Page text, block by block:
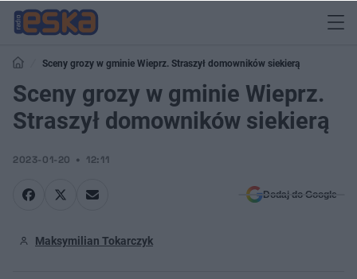
Sceny grozy w gminie Wieprz. Straszył domowników siekierą
Sceny grozy w gminie Wieprz.
Straszył domowników siekierą
2023-01-20 12:11
Dodaj do Google
Maksymilian Tokarczyk